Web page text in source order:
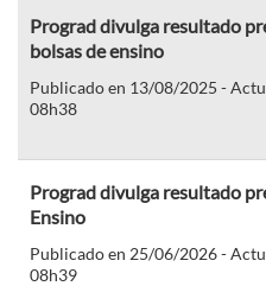
Prograd divulga resultado
bolsas de ensino
Publicado en 13/08/2025 -
08h38
Prograd divulga resultado
Ensino
Publicado en 25/06/2026 -
08h39